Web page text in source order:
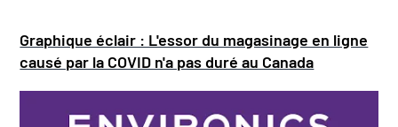
Graphique éclair : L'essor du magasinage en ligne
causé par la COVID n'a pas duré au Canada